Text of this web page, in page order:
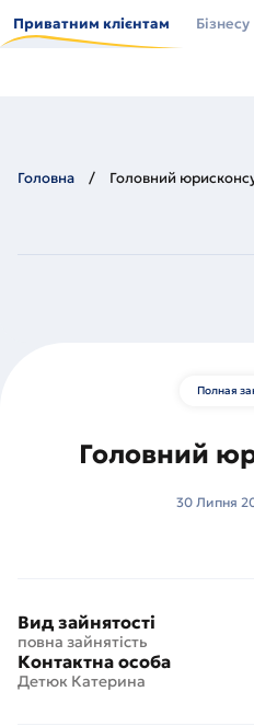
до
основного
Приватним клієнтам Бізнесу
Головна Головний
Полная
Головний
30 Липня
Вид зайнятості
повна зайнятість
Контактна особа
Детюк Катерина